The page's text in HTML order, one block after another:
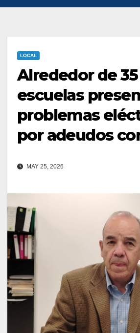
LOCAL
Alrededor de 35
escuelas
problemas
por adeudos
MAY 25, 2026